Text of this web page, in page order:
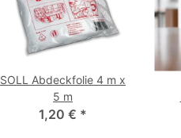
SOLL Abdeckfolie 4 m x
5 m
1,20 € *